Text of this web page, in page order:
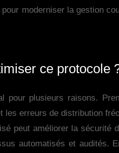
moderniser la gestion
ce protocole
pour plusieurs raisons.
les erreurs de distribution
peut améliorer la sécurité
automatisés et audités.